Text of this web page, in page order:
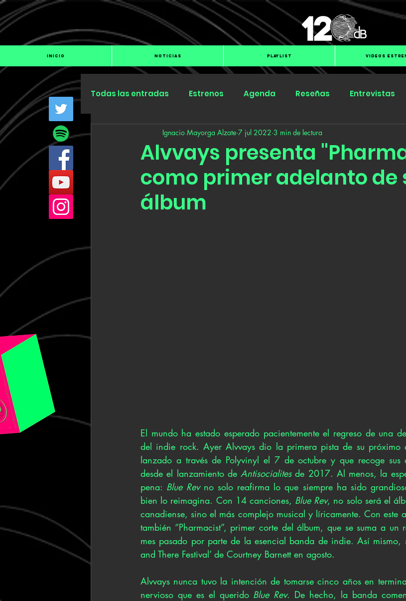
INICIO NOTICIAS PLAYLIST VIDEOS
Todas las entradas Estrenos Agenda Reseñas Entrevistas
Especiales Submit Hub Groover
Alvvays presenta
como primer adelanto de
álbum
Ignacio Mayorga Alzate 7 jul 2022 3 min de lectura
El mundo ha estado esperado pacientemente el regreso de una
del indie rock. Ayer Alvvays dio la primera pista de su próximo
lanzado a través de Polyvinyl el 7 de octubre y que recoge sus
desde el lanzamiento de Antisocialites de 2017. Al menos, la
pena: Blue Rev no solo reafirma lo que siempre ha sido
bien lo reimagina. Con 14 canciones, Blue Rev, no solo será el
canadiense, sino el más complejo musical y líricamente. Con este
también “Pharmacist”, primer corte del álbum, que se suma a un
mes pasado por parte de la esencial banda de indie. Así mismo,
and There Festival’ de Courtney Barnett en agosto.
Alvvays nunca tuvo la intención de tomarse cinco años en
nervioso que es el querido Blue Rev. De hecho, la banda